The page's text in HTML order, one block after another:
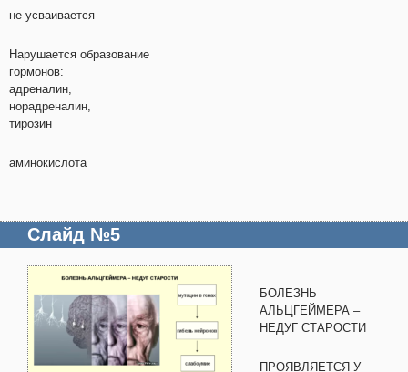
не усваивается
Нарушается образование
гормонов:
адреналин,
норадреналин,
тирозин
аминокислота
Слайд №5
БОЛЕЗНЬ
АЛЬЦГЕЙМЕРА –
НЕДУГ СТАРОСТИ
ПРОЯВЛЯЕТСЯ У